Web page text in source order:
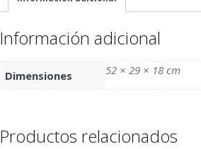
Información adicional
Dimensiones 52 × 29 × 18 cm
Productos relacionados